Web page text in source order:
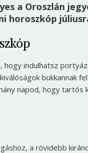
a Oroszlán
horoszkóp
hogy indulhatsz
bukkannak
napod, hogy
a rövidebb